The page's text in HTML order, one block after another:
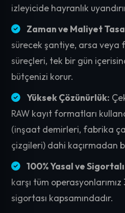
izleyicide hayranlık
Zaman ve Maliyet
sürecek şantiye, arsa veya
süreçleri, tek bir gün
bütçenizi korur.
Yüksek Çözünürlük:
RAW kayıt formatları
(inşaat demirleri, fabrika
çizgileri) dahi kaçırmadan
100% Yasal ve
karşı tüm
sigortası kapsamındadır.